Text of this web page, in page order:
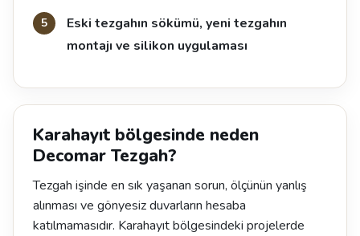
Eski tezgahın sökümü, yeni tezgahın
montajı ve silikon uygulaması
Karahayıt bölgesinde neden
Decomar Tezgah?
Tezgah işinde en sık yaşanan sorun, ölçünün yanlış
alınması ve gönyesiz duvarların hesaba
katılmamasıdır. Karahayıt bölgesindeki projelerde